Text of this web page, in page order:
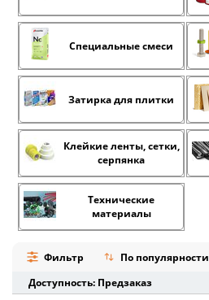
Специальные смеси
Затирка для плитки
Клейкие ленты, сетки,
серпянка
Технические
материалы
Фильтр
По популярности
Доступность: Предзаказ